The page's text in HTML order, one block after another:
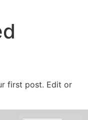
first post. Edit or